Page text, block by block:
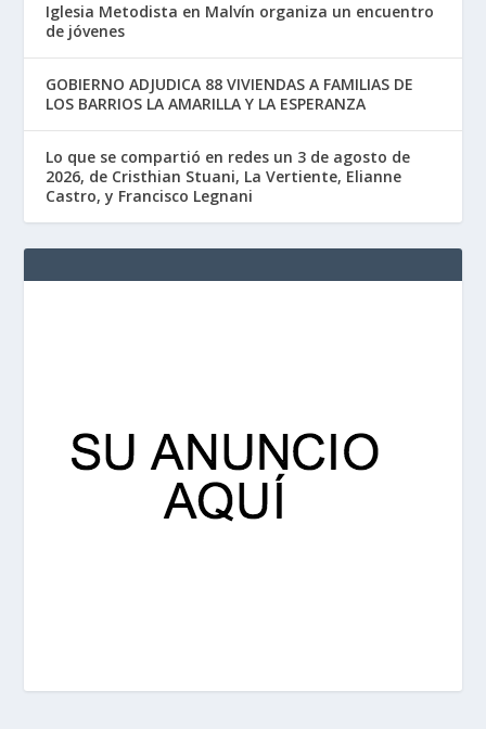
Iglesia Metodista en Malvín organiza un encuentro
de jóvenes
GOBIERNO ADJUDICA 88 VIVIENDAS A FAMILIAS DE
LOS BARRIOS LA AMARILLA Y LA ESPERANZA
Lo que se compartió en redes un 3 de agosto de
2026, de Cristhian Stuani, La Vertiente, Elianne
Castro, y Francisco Legnani